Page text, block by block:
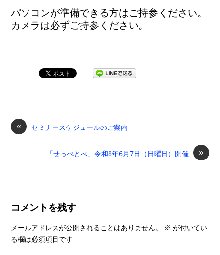
パソコンが準備できる方はご持参ください。
カメラは必ずご持参ください。
« セミナースケジュールのご案内
»
「せっぺとべ」令和8年6月7日（日曜日）開催
コメントを残す
メールアドレスが公開されることはありません。 ※ が付いてい
る欄は必須項目です